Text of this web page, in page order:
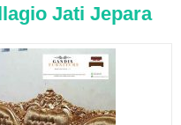
Jati Jepara